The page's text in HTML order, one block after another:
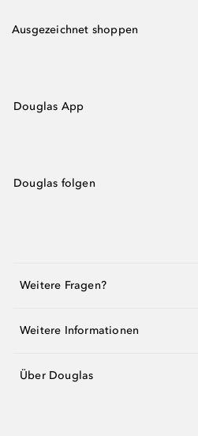
Ausgezeichnet shoppen
Douglas App
Douglas folgen
Weitere Fragen?
Weitere Informationen
Über Douglas